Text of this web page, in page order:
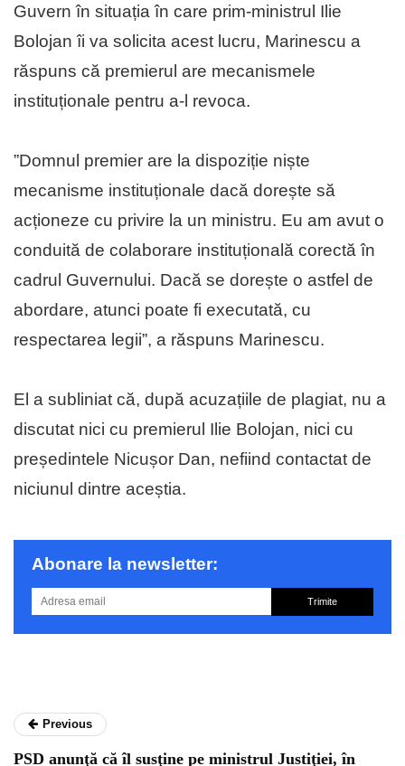
Guvern în situația în care prim-ministrul Ilie
Bolojan îi va solicita acest lucru, Marinescu a
răspuns că premierul are mecanismele
instituționale pentru a-l revoca.
”Domnul premier are la dispoziție niște
mecanisme instituționale dacă dorește să
acționeze cu privire la un ministru. Eu am avut o
conduită de colaborare instituțională corectă în
cadrul Guvernului. Dacă se dorește o astfel de
abordare, atunci poate fi executată, cu
respectarea legii”, a răspuns Marinescu.
El a subliniat că, după acuzațiile de plagiat, nu a
discutat nici cu premierul Ilie Bolojan, nici cu
președintele Nicușor Dan, nefiind contactat de
niciunul dintre aceștia.
Abonare la newsletter:
Trimite
Previous
PSD anunţă că îl susţine pe ministrul Justiţiei, în